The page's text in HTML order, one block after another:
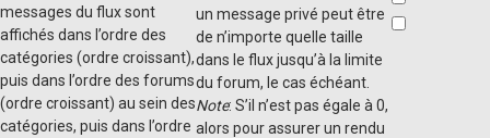
messages du flux sont
affichés dans l’ordre des
catégories (ordre croissant),
puis dans l’ordre des forums
(ordre croissant) au sein des
catégories, puis dans l’ordre
un message privé peut être
de n’importe quelle taille
dans le flux jusqu’à la limite
du forum, le cas échéant.
Note: S’il n’est pas égale à 0,
alors pour assurer un rendu